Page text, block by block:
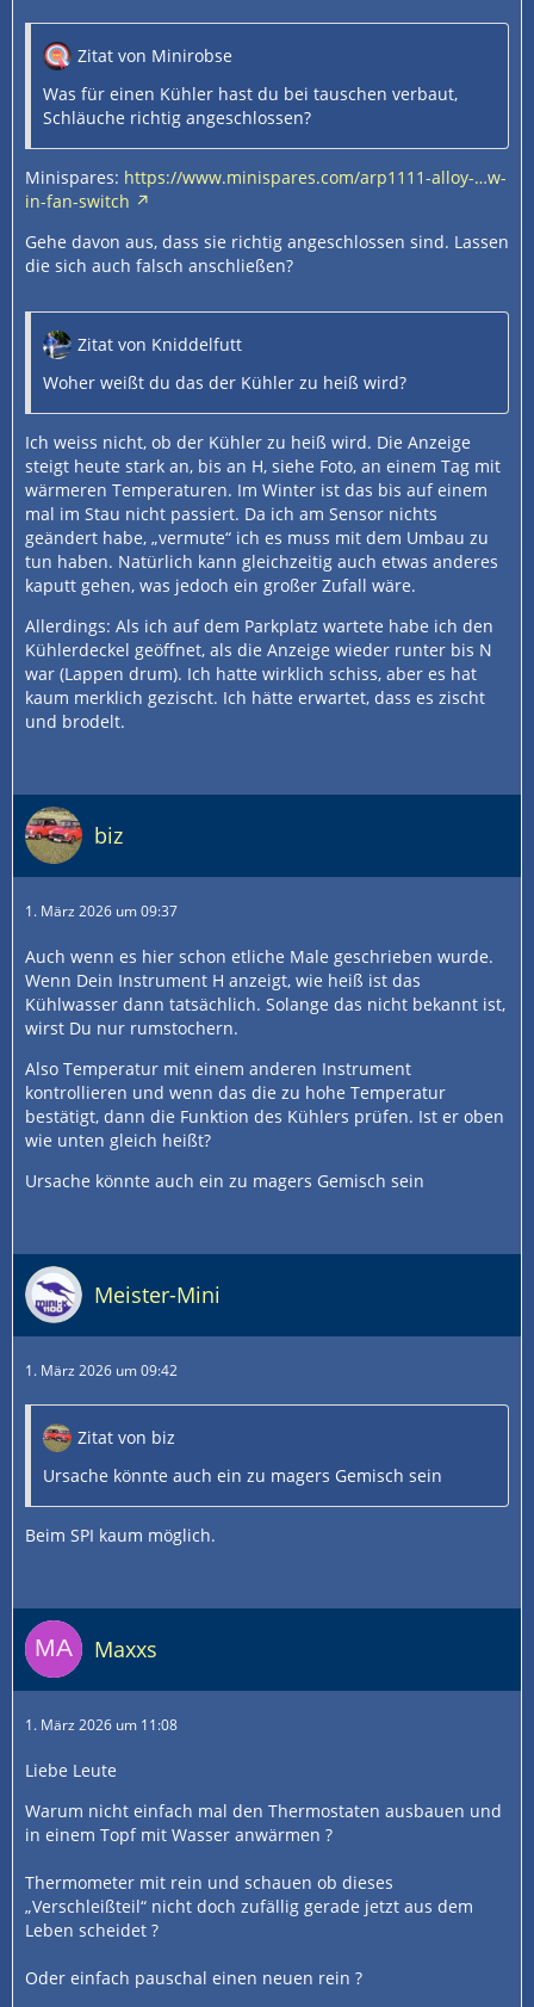
Zitat von Minirobse
Was für einen Kühler hast du bei tauschen verbaut,
Schläuche richtig angeschlossen?
Minispares: https://www.minispares.com/arp1111-alloy-…w-
in-fan-switch
Gehe davon aus, dass sie richtig angeschlossen sind. Lassen
die sich auch falsch anschließen?
Zitat von Kniddelfutt
Woher weißt du das der Kühler zu heiß wird?
Ich weiss nicht, ob der Kühler zu heiß wird. Die Anzeige
steigt heute stark an, bis an H, siehe Foto, an einem Tag mit
wärmeren Temperaturen. Im Winter ist das bis auf einem
mal im Stau nicht passiert. Da ich am Sensor nichts
geändert habe, „vermute“ ich es muss mit dem Umbau zu
tun haben. Natürlich kann gleichzeitig auch etwas anderes
kaputt gehen, was jedoch ein großer Zufall wäre.
Allerdings: Als ich auf dem Parkplatz wartete habe ich den
Kühlerdeckel geöffnet, als die Anzeige wieder runter bis N
war (Lappen drum). Ich hatte wirklich schiss, aber es hat
kaum merklich gezischt. Ich hätte erwartet, dass es zischt
und brodelt.
biz
1. März 2026 um 09:37
Auch wenn es hier schon etliche Male geschrieben wurde.
Wenn Dein Instrument H anzeigt, wie heiß ist das
Kühlwasser dann tatsächlich. Solange das nicht bekannt ist,
wirst Du nur rumstochern.
Also Temperatur mit einem anderen Instrument
kontrollieren und wenn das die zu hohe Temperatur
bestätigt, dann die Funktion des Kühlers prüfen. Ist er oben
wie unten gleich heißt?
Ursache könnte auch ein zu magers Gemisch sein
Meister-Mini
1. März 2026 um 09:42
Zitat von biz
Ursache könnte auch ein zu magers Gemisch sein
Beim SPI kaum möglich.
Maxxs
1. März 2026 um 11:08
Liebe Leute
Warum nicht einfach mal den Thermostaten ausbauen und
in einem Topf mit Wasser anwärmen ?
Thermometer mit rein und schauen ob dieses
„Verschleißteil“ nicht doch zufällig gerade jetzt aus dem
Leben scheidet ?
Oder einfach pauschal einen neuen rein ?